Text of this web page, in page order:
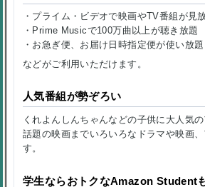
・プライム・ビデオで映画やTV番組が見
・Prime Musicで100万曲以上が聴き放題
・お急ぎ便、お届け日時指定便が使い放題
などがご利用いただけます。
人気番組が勢ぞろい
くれよんしんちゃんなどの子供に大人気
話題の映画までいろいろなドラマや映画
す。
学生ならおトクなAmazon Student